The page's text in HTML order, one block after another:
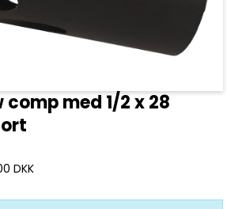
med 1/2 x 28
DKK